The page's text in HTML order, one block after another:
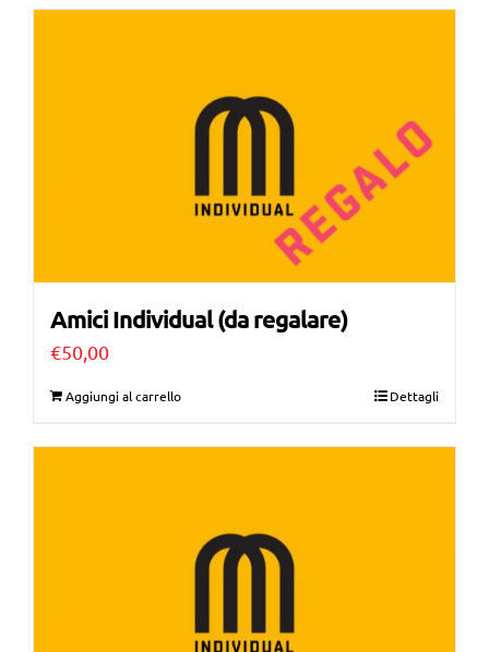
Amici Individual (da regalare)
€50,00
Aggiungi al carrello Dettagli